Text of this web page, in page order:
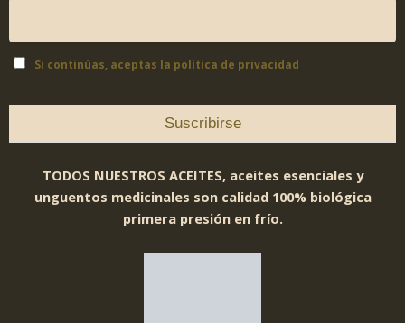
Si continúas, aceptas la política de privacidad
TODOS NUESTROS ACEITES, aceites esenciales y
unguentos medicinales son calidad 100% biológica
primera presión en frío.